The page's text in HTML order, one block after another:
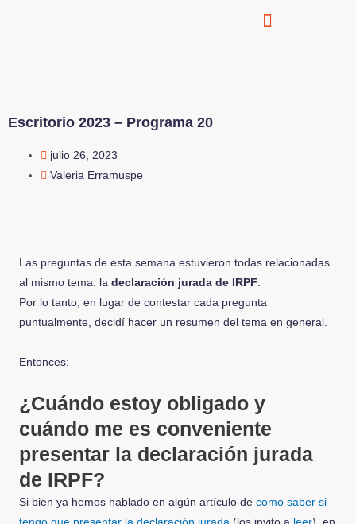
Escritorio 2023 – Programa 20
julio 26, 2023
Valeria Erramuspe
Las preguntas de esta semana estuvieron todas relacionadas
al mismo tema: la declaración jurada de IRPF
Por lo tanto, en lugar de contestar cada pregunta
puntualmente, decidí hacer un resumen del tema en general.
Entonces:
¿Cuándo estoy obligado y
cuándo me es conveniente
presentar la declaración jurada
de IRPF?
Si bien ya hemos hablado en algún artículo de como saber si